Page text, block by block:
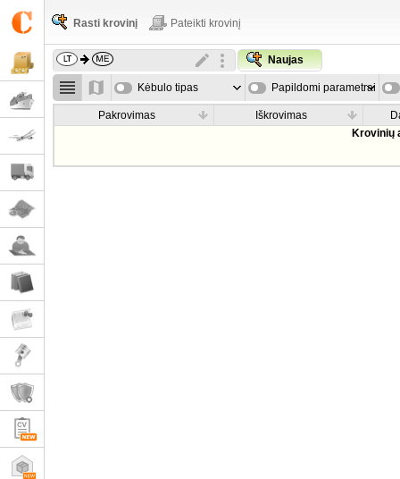
Rasti krovinį Pateikti krovinį
Naujas
Kėbulo tipas Papildomi parametrai
Pakrovimas Iškrovimas
Krovinių